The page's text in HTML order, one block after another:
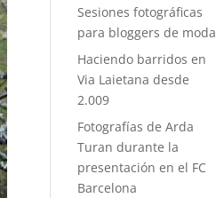
Sesiones fotográficas
para bloggers de moda
Haciendo barridos en
Via Laietana desde
2.009
Fotografías de Arda
Turan durante la
presentación en el FC
Barcelona